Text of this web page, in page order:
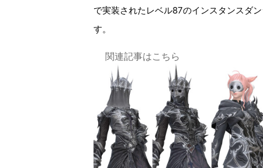
で実装されたレベル87のインスタンスダ
す。
関連記事はこちら